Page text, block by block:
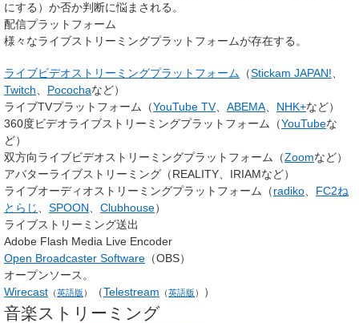
にする）か否か判断に悩まされる。
配信プラットフォーム
様々なライブストリーミングプラットフォームが存在する。
ライブビデオストリーミングプラットフォーム （Stickam JAPAN!
Twitch
Pocochaなど）
ライブTVプラットフォーム（YouTube TV、 ABEMA NHK+など）
360度ビデオライブストリーミングプラットフォーム（YouTubeな
ど）
双方向ライブビデオストリーミングプラットフォーム（Zoomなど）
アバターライブストリーミング（REALITY、IRIAMなど）
ライブオーディオストリーミングプラットフォーム（radiko
FC2ね
とらじ
SPOON Clubhouse）
ライブストリーミング送出
Adobe Flash Media Live Encoder
Open Broadcaster Software （OBS）
オープンソース。
Wirecast （英語版 ） （Telestream （英語版 ） ）
音楽ストリーミング